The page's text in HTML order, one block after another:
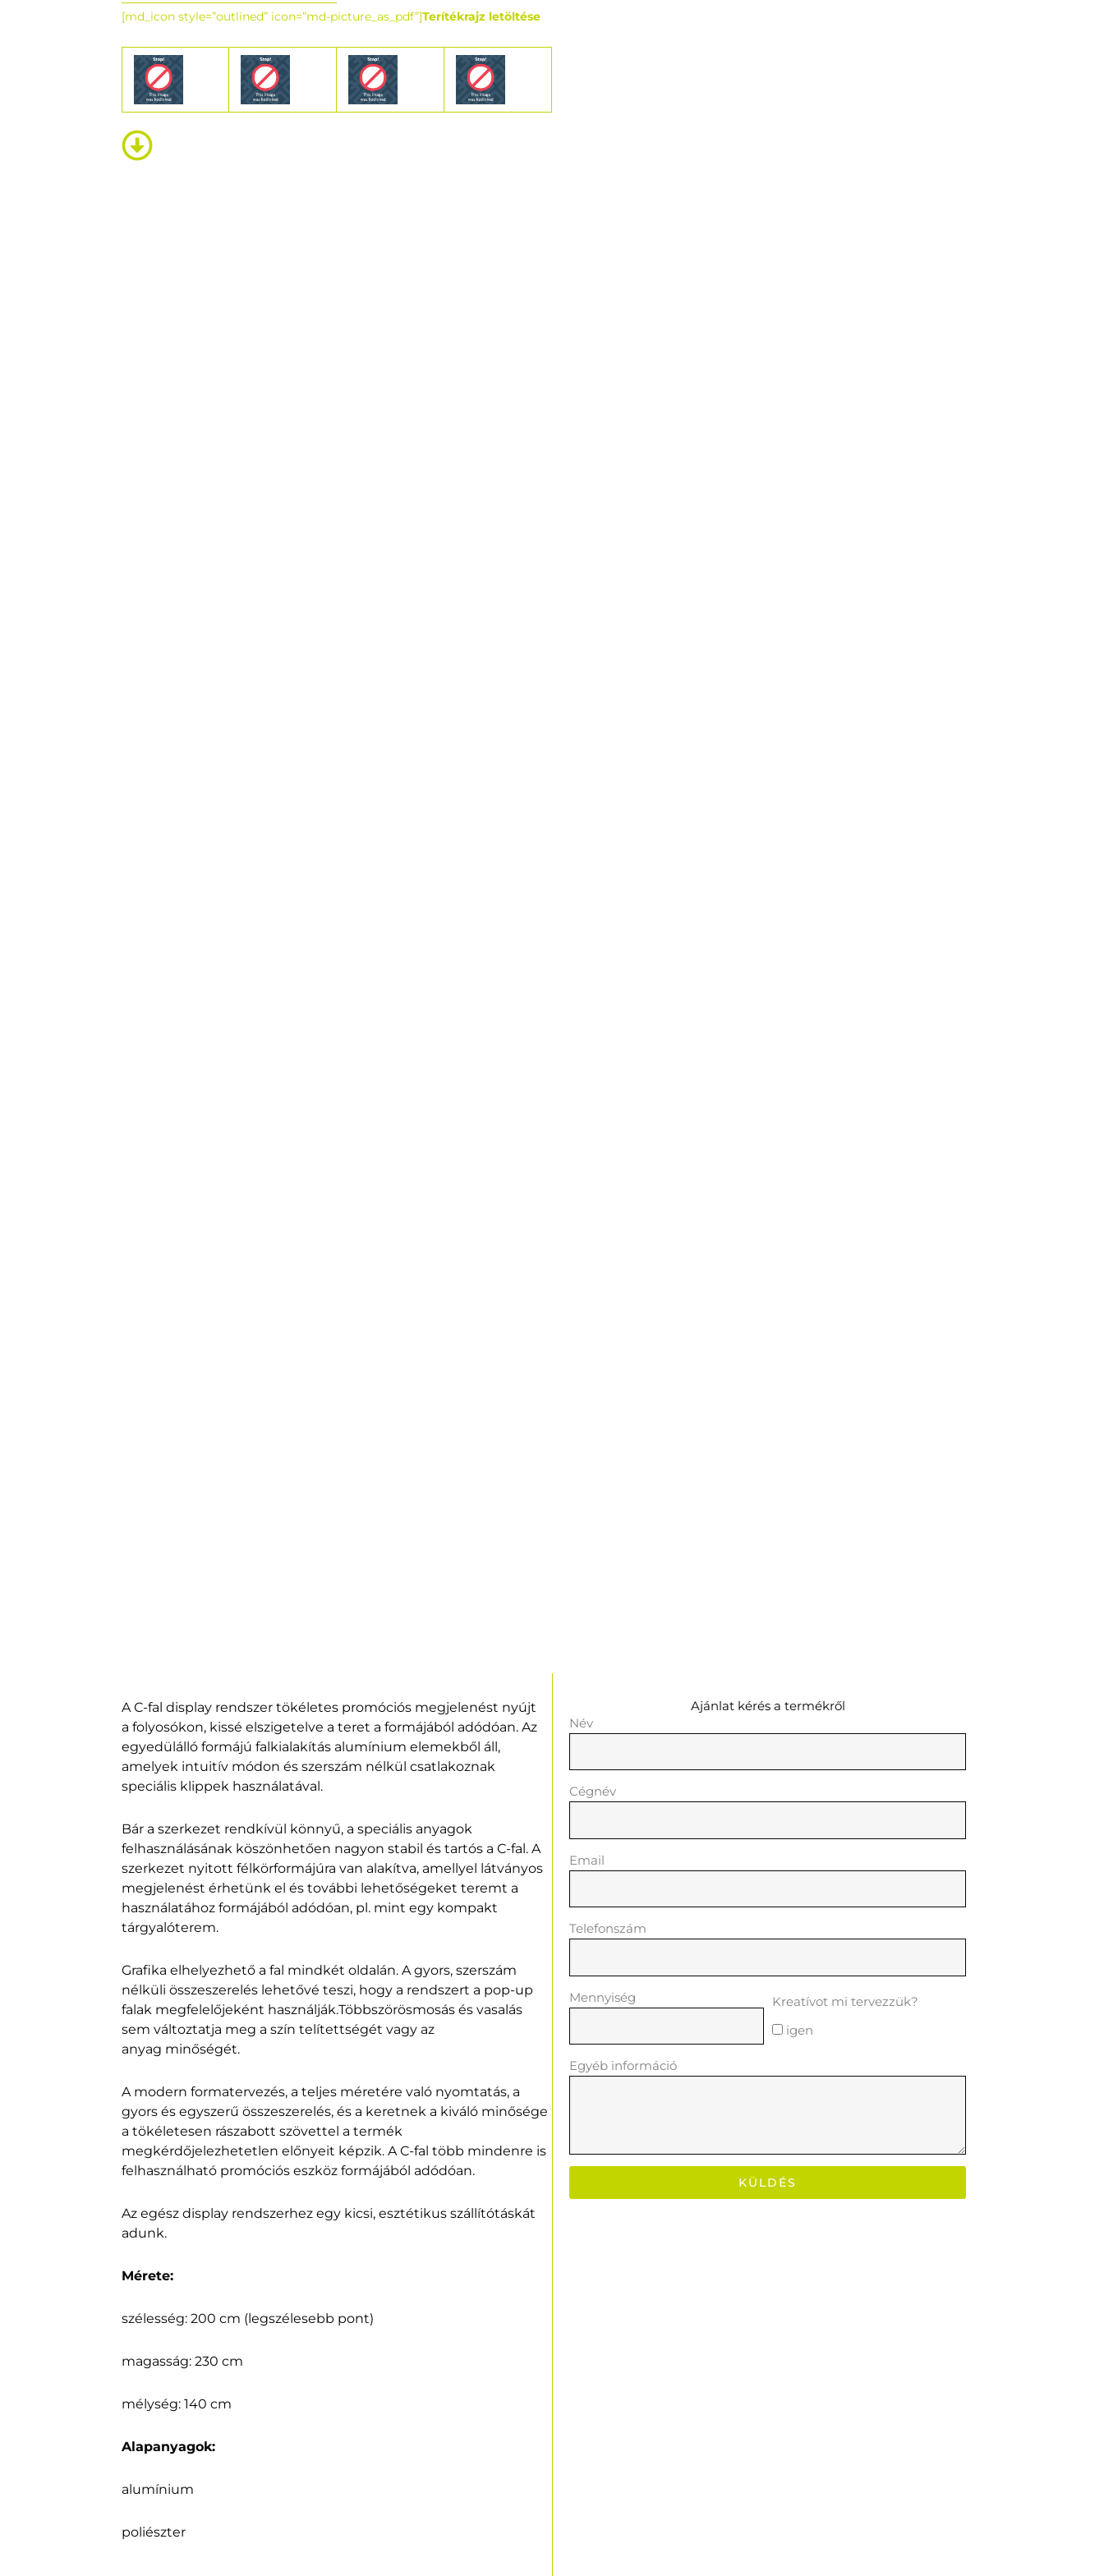
[md_icon style=”outlined” icon=”md-picture_as_pdf”]Terítékrajz letöltése
A C-fal display rendszer tökéletes promóciós megjelenést nyújt
a folyosókon, kissé elszigetelve a teret a formájából adódóan. Az
egyedülálló formájú falkialakítás alumínium elemekből áll,
amelyek intuitív módon és szerszám nélkül csatlakoznak
speciális klippek használatával.
Bár a szerkezet rendkívül könnyű, a speciális anyagok
felhasználásának köszönhetően nagyon stabil és tartós a C-fal. A
szerkezet nyitott félkörformájúra van alakítva, amellyel látványos
megjelenést érhetünk el és további lehetőségeket teremt a
használatához formájából adódóan, pl. mint egy kompakt
tárgyalóterem.
Grafika elhelyezhető a fal mindkét oldalán. A gyors, szerszám
nélküli összeszerelés lehetővé teszi, hogy a rendszert a pop-up
falak megfelelőjeként használják.Többszörösmosás és vasalás
sem változtatja meg a szín telítettségét vagy az
anyag minőségét.
A modern formatervezés, a teljes méretére való nyomtatás, a
gyors és egyszerű összeszerelés, és a keretnek a kiváló minősége
a tökéletesen rászabott szövettel a termék
megkérdőjelezhetetlen előnyeit képzik. A C-fal több mindenre is
felhasználható promóciós eszköz formájából adódóan.
Az egész display rendszerhez egy kicsi, esztétikus szállítótáskát
adunk.
Mérete:
szélesség: 200 cm (legszélesebb pont)
magasság: 230 cm
mélység: 140 cm
Alapanyagok:
alumínium
poliészter
Ajánlat kérés a termékről
Név
Cégnév
Email
Telefonszám
Mennyiség
Kreatívot mi tervezzük?
igen
Egyéb információ
KÜLDÉS